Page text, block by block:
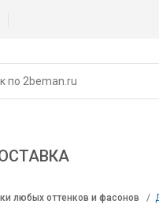
любых оттенков и фасонов